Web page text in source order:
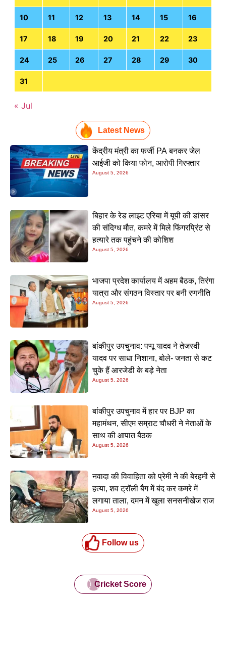
10 11 12 13 14 15 16
17 18 19 20 21 22 23
24 25 26 27 28 29 30
31
« Jul
Latest News
केंद्रीय मंत्री का फर्जी PA बनकर जेल
आईजी को किया फोन, आरोपी गिरफ्तार
August 5, 2026
बिहार के रेड लाइट एरिया में यूपी की डांसर
की संदिग्ध मौत, कमरे में मिले फिंगरप्रिंट से
हत्यारे तक पहुंचने की कोशिश
August 5, 2026
भाजपा प्रदेश कार्यालय में अहम बैठक, तिरंगा
यात्रा और संगठन विस्तार पर बनी रणनीति
August 5, 2026
बांकीपुर उपचुनाव: पप्पू यादव ने तेजस्वी
यादव पर साधा निशाना, बोले- जनता से कट
चुके हैं आरजेडी के बड़े नेता
August 5, 2026
बांकीपुर उपचुनाव में हार पर BJP का
महामंथन, सीएम सम्राट चौधरी ने नेताओं के
साथ की आपात बैठक
August 5, 2026
नवादा की विवाहिता को प्रेमी ने की बेरहमी से
हत्या, शव ट्रॉली बैग में बंद कर कमरे में
लगाया ताला, दमन में खुला सनसनीखेज राज
August 5, 2026
Follow us
Cricket Score